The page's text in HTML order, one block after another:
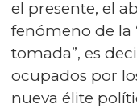
el presente, el
fenómeno de la
tomada”, es
ocupados por
nueva élite